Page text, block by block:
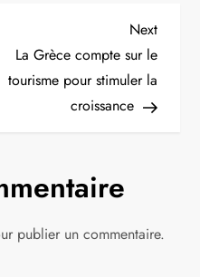
Next
Post
Next
La Grèce compte sur le
tourisme pour stimuler la
croissance
publier un commentaire.